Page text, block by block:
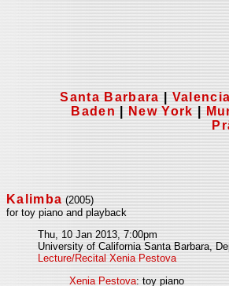
Santa Barbara Valencia
Baden
New York
Kalimba (2005)
for toy piano and playback
Thu, 10 Jan 2013, 7:00pm
University of California Santa Barbara,
Lecture/Recital Xenia Pestova
Xenia Pestova: toy piano